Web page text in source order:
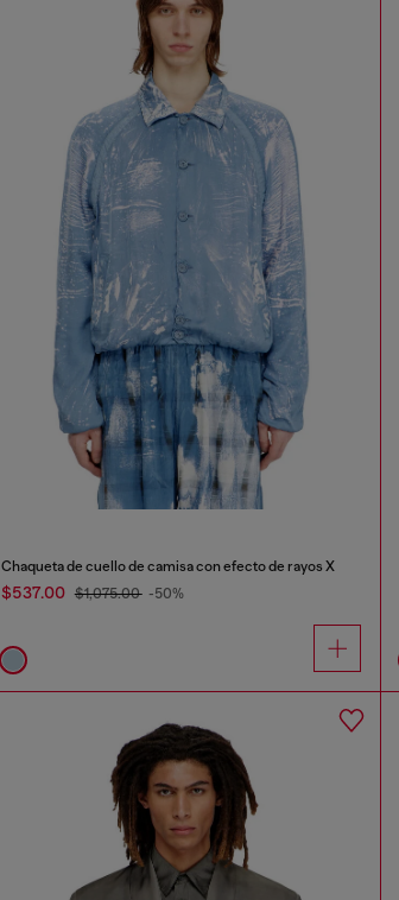
Chaqueta de cuello de camisa con efecto de rayos X
$537.00 $1,075.00 -50%